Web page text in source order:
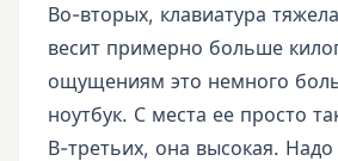
Во-вторых, клавиатура
весит примерно больше
ощущениям это немного
ноутбук. С места ее просто
В-третьих, она высокая. Надо